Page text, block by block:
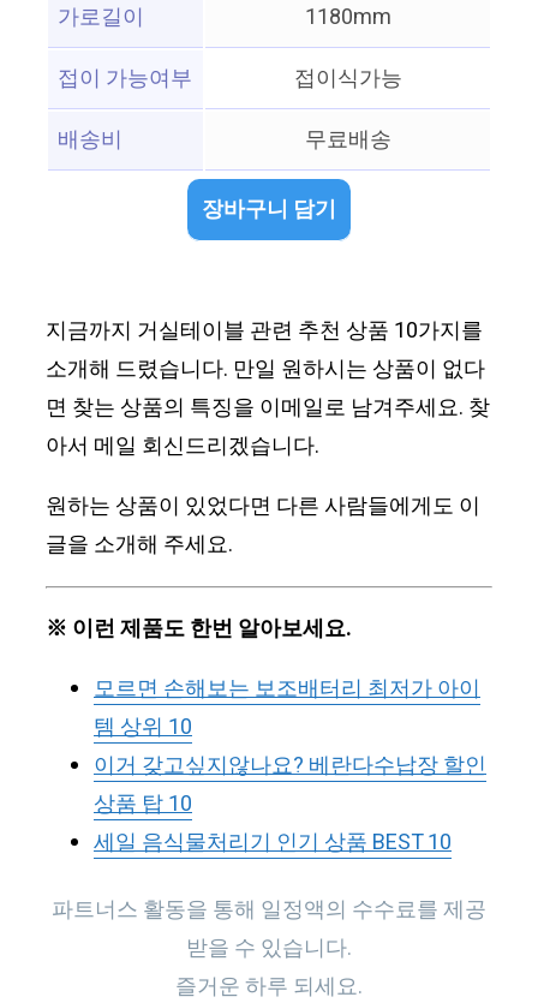
가로길이
1180mm
접이 가능여부
접이식가능
배송비
무료배송
장바구니 담기
지금까지 거실테이블 관련 추천 상품 10가지를
소개해 드렸습니다. 만일 원하시는 상품이 없다
면 찾는 상품의 특징을 이메일로 남겨주세요. 찾
아서 메일 회신드리겠습니다.
원하는 상품이 있었다면 다른 사람들에게도 이
글을 소개해 주세요.
※ 이런 제품도 한번 알아보세요.
모르면 손해보는 보조배터리 최저가 아이
템 상위 10
이거 갖고싶지않나요? 베란다수납장 할인
상품 탑 10
세일 음식물처리기 인기 상품 BEST 10
파트너스 활동을 통해 일정액의 수수료를 제공
받을 수 있습니다.
즐거운 하루 되세요.